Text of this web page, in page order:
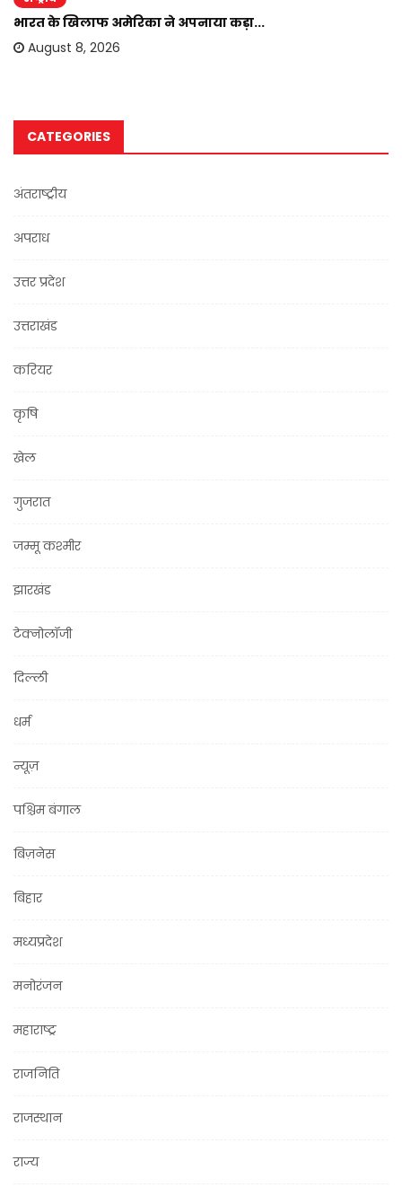
भारत के खिलाफ अमेरिका ने अपनाया कड़ा...
August 8, 2026
CATEGORIES
अंतराष्ट्रीय
अपराध
उत्तर प्रदेश
उत्तराखंड
करियर
कृषि
खेल
गुजरात
जम्मू कश्मीर
झारखंड
टेक्नोलॉजी
दिल्ली
धर्म
न्यूज़
पश्चिम बंगाल
बिज़नेस
बिहार
मध्यप्रदेश
मनोरंजन
महाराष्ट्र
राजनिति
राजस्थान
राज्य